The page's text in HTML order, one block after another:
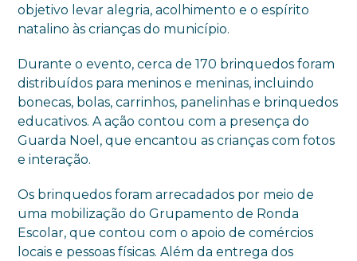
objetivo levar alegria, acolhimento e o espírito
natalino às crianças do município.
Durante o evento, cerca de 170 brinquedos foram
distribuídos para meninos e meninas, incluindo
bonecas, bolas, carrinhos, panelinhas e brinquedos
educativos. A ação contou com a presença do
Guarda Noel, que encantou as crianças com fotos
e interação.
Os brinquedos foram arrecadados por meio de
uma mobilização do Grupamento de Ronda
Escolar, que contou com o apoio de comércios
locais e pessoas físicas. Além da entrega dos